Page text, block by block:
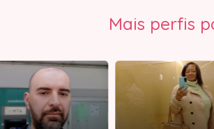
Mais perfis